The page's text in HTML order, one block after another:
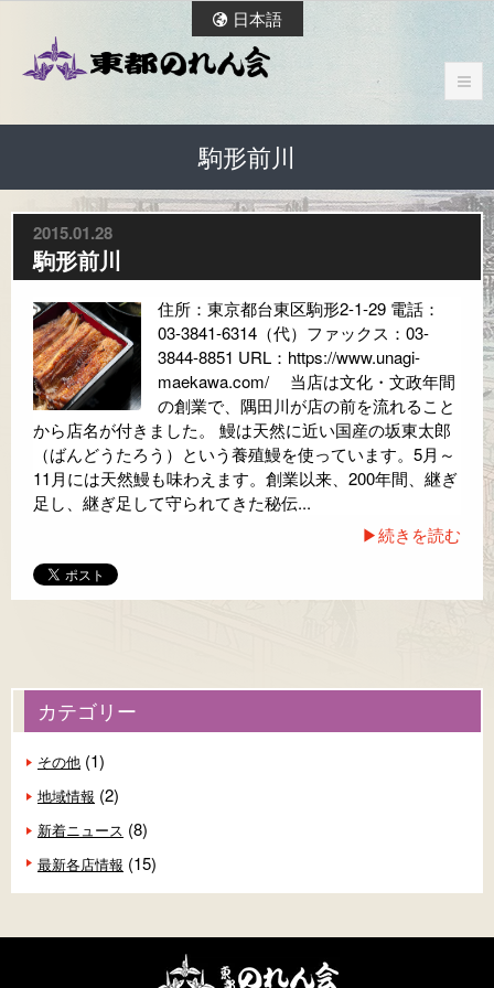
日本語
駒形前川
2015.01.28
駒形前川
住所：東京都台東区駒形2-1-29 電話：
03-3841-6314（代）ファックス：03-
3844-8851 URL：https://www.unagi-
maekawa.com/ 当店は文化・文政年間
の創業で、隅田川が店の前を流れること
から店名が付きました。 鰻は天然に近い国産の坂東太郎
（ばんどうたろう）という養殖鰻を使っています。5月～
11月には天然鰻も味わえます。創業以来、200年間、継ぎ
足し、継ぎ足して守られてきた秘伝...
▶続きを読む
カテゴリー
その他 (1)
地域情報 (2)
新着ニュース (8)
最新各店情報 (15)